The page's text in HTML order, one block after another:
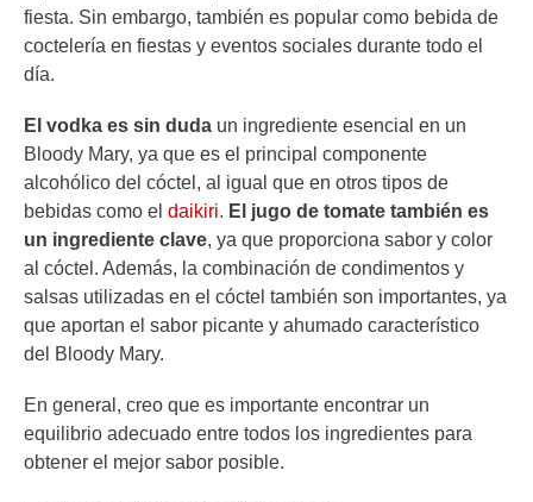
fiesta. Sin embargo, también es popular como bebida de
coctelería en fiestas y eventos sociales durante todo el
día.
El vodka es sin duda un ingrediente esencial en un
Bloody Mary, ya que es el principal componente
alcohólico del cóctel, al igual que en otros tipos de
bebidas como el daikiri. El jugo de tomate también es
un ingrediente clave, ya que proporciona sabor y color
al cóctel. Además, la combinación de condimentos y
salsas utilizadas en el cóctel también son importantes, ya
que aportan el sabor picante y ahumado característico
del Bloody Mary.
En general, creo que es importante encontrar un
equilibrio adecuado entre todos los ingredientes para
obtener el mejor sabor posible.